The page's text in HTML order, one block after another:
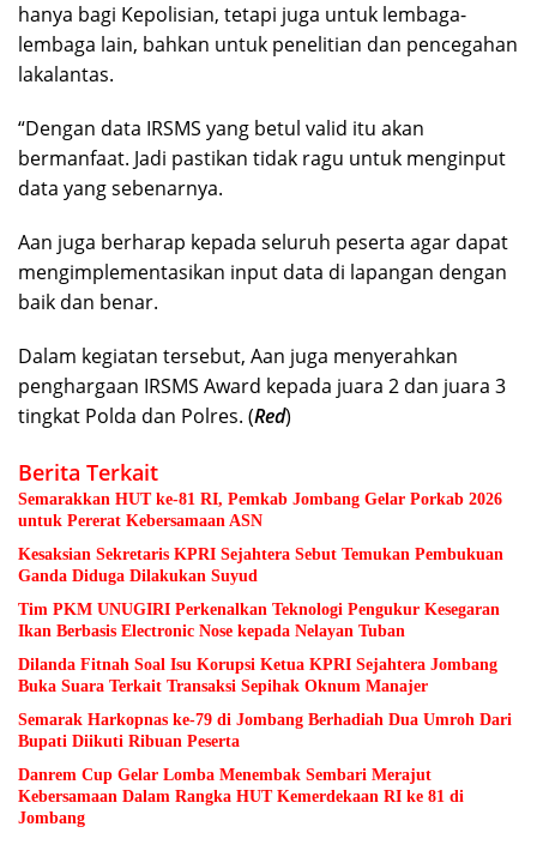
hanya bagi Kepolisian, tetapi juga untuk lembaga-
lembaga lain, bahkan untuk penelitian dan pencegahan
lakalantas.
“Dengan data IRSMS yang betul valid itu akan
bermanfaat. Jadi pastikan tidak ragu untuk menginput
data yang sebenarnya.
Aan juga berharap kepada seluruh peserta agar dapat
mengimplementasikan input data di lapangan dengan
baik dan benar.
Dalam kegiatan tersebut, Aan juga menyerahkan
penghargaan IRSMS Award kepada juara 2 dan juara 3
tingkat Polda dan Polres. (Red)
Berita Terkait
Semarakkan HUT ke-81 RI, Pemkab Jombang Gelar Porkab 2026
untuk Pererat Kebersamaan ASN
Kesaksian Sekretaris KPRI Sejahtera Sebut Temukan Pembukuan
Ganda Diduga Dilakukan Suyud
Tim PKM UNUGIRI Perkenalkan Teknologi Pengukur Kesegaran
Ikan Berbasis Electronic Nose kepada Nelayan Tuban
Dilanda Fitnah Soal Isu Korupsi Ketua KPRI Sejahtera Jombang
Buka Suara Terkait Transaksi Sepihak Oknum Manajer
Semarak Harkopnas ke-79 di Jombang Berhadiah Dua Umroh Dari
Bupati Diikuti Ribuan Peserta
Danrem Cup Gelar Lomba Menembak Sembari Merajut
Kebersamaan Dalam Rangka HUT Kemerdekaan RI ke 81 di
Jombang